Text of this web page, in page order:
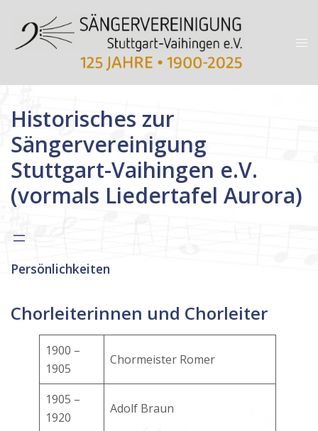
Inhalt
springen
Historisches zur
Sängervereinigung
Stuttgart-Vaihingen e.V.
(vormals Liedertafel Aurora)
Persönlichkeiten
Chorleiterinnen und Chorleiter
1900 –
1905
Chormeister Romer
1905 –
1920
Adolf Braun